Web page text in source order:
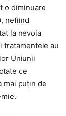
o diminuare
nefiind
la nevoia
tratamentele au
Uniunii
de
mai puțin de